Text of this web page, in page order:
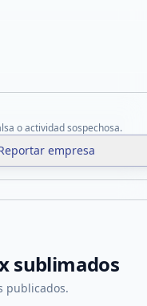
o actividad sospechosa.
empresa
sublimados
publicados.